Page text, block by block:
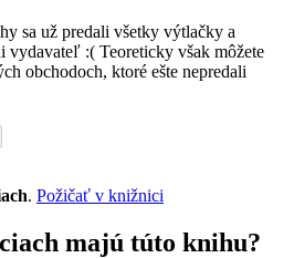
sa už predali všetky výtlačky a
vydavateľ :( Teoreticky však môžete
obchodoch, ktoré ešte nepredali
. Požičať v knižnici
majú túto knihu?